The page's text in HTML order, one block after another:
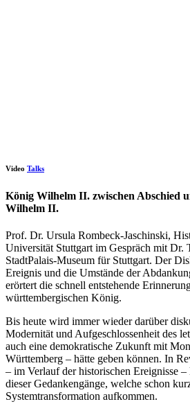
Video Talks
König Wilhelm II. zwischen Abschied
Wilhelm II.
Prof. Dr. Ursula Rombeck-Jaschinski,
Universität Stuttgart im Gespräch mit Dr.
StadtPalais-Museum für Stuttgart. Der
Ereignis und die Umstände der
erörtert die schnell entstehende
württembergischen König.
Bis heute wird immer wieder darüber
Modernität und Aufgeschlossenheit des
auch eine demokratische Zukunft mit
Württemberg – hätte geben können. In
– im Verlauf der historischen Ereignisse
dieser Gedankengänge, welche schon
Systemtransformation aufkommen.